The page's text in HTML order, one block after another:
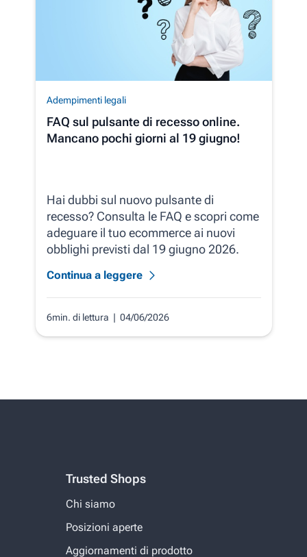
Adempimenti legali
FAQ sul pulsante di recesso online.
Mancano pochi giorni al 19 giugno!
Hai dubbi sul nuovo pulsante di
recesso? Consulta le FAQ e scopri come
adeguare il tuo ecommerce ai nuovi
obblighi previsti dal 19 giugno 2026.
Continua a leggere
6min. di lettura | 04/06/2026
Trusted Shops
Chi siamo
Posizioni aperte
Aggiornamenti di prodotto